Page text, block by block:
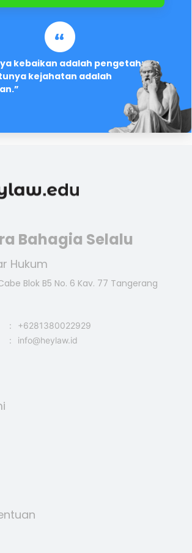
kebaikan adalah pengetahuan
kejahatan adalah
Bahagia Selalu
Hukum
Blok B5 No. 6 Kav. 77 Tangerang
:
+6281380022929
: info@heylaw.id